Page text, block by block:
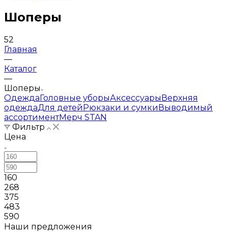
Шоперы
52
Главная
—
Каталог
—
Шоперы
ОдеждаГоловные уборыАксессуарыВерхняя
одеждаДля детейРюкзаки и сумкиВыводимый
ассортиментМерч STAN
Фильтр
Цена
160
268
375
483
590
Наши предложения